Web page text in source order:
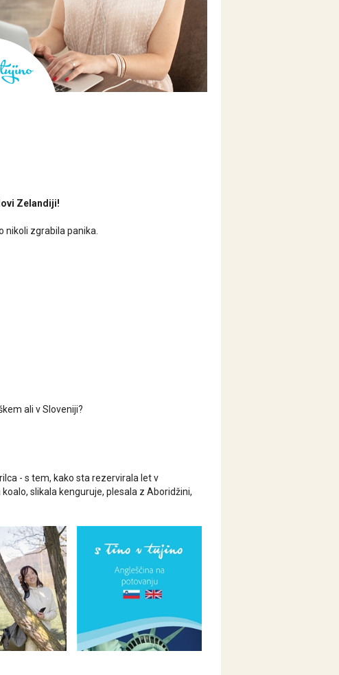
Zelandiji!
zgrabila panika.
ali v Sloveniji?
- s tem, kako sta rezervirala let v
slikala kenguruje, plesala z Aboridžini,